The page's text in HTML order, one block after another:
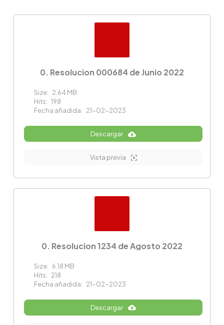
0. Resolucion 000684 de Junio 2022
Size: 2.64 MB
Hits: 198
Fecha añadida: 21-02-2023
Descargar
Vista previa
0. Resolucion 1234 de Agosto 2022
Size: 6.18 MB
Hits: 218
Fecha añadida: 21-02-2023
Descargar